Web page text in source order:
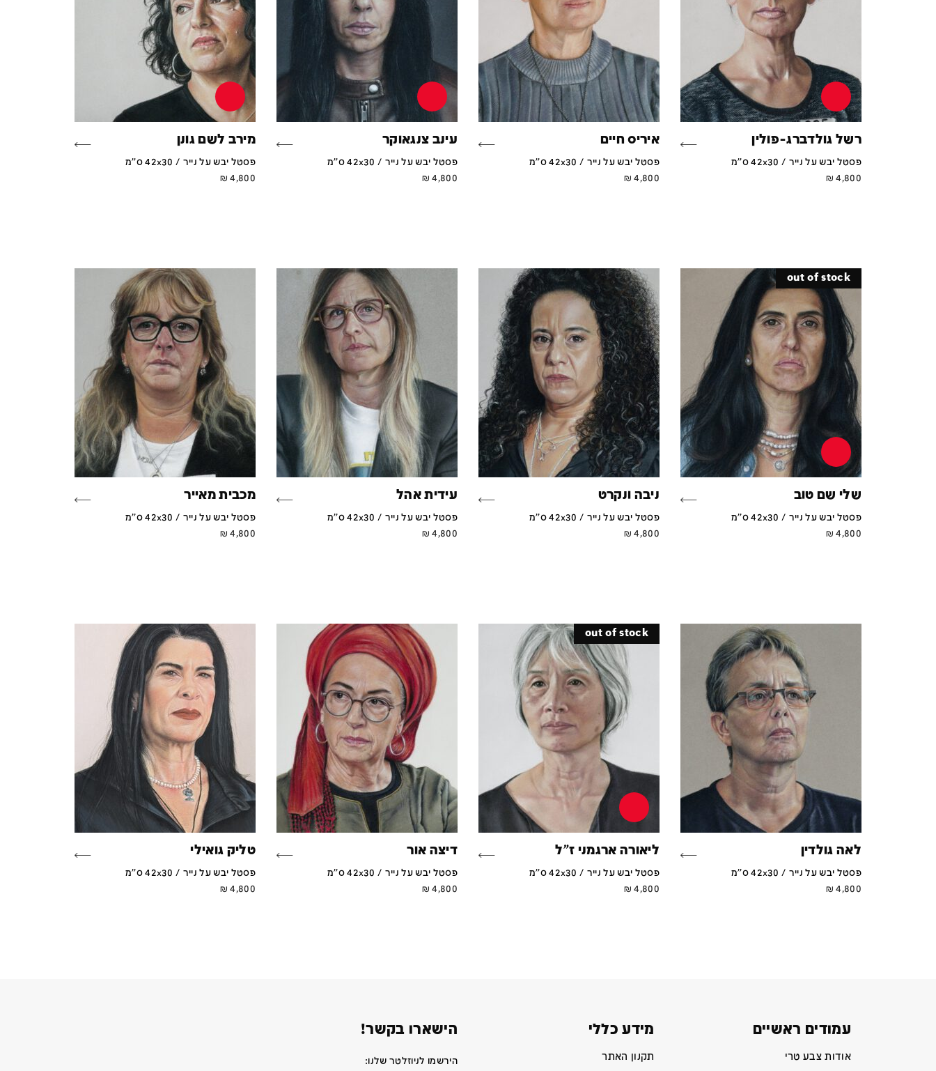
רשל גולדברג-פולין
פסטל יבש על נייר / 42x30 ס''מ
4,800
₪
איריס חיים
פסטל יבש על נייר / 42x30 ס''מ
4,800
₪
עינב צנגאוקר
פסטל יבש על נייר / 42x30 ס''מ
4,800
₪
מירב לשם גונן
פסטל יבש על נייר / 42x30 ס''מ
4,800
₪
out of stock
שלי שם טוב
פסטל יבש על נייר / 42x30 ס''מ
4,800
₪
ניבה ונקרט
פסטל יבש על נייר / 42x30 ס''מ
4,800
₪
עידית אהל
פסטל יבש על נייר / 42x30 ס''מ
4,800
₪
מכבית מאייר
פסטל יבש על נייר / 42x30 ס''מ
4,800
₪
לאה גולדין
פסטל יבש על נייר / 42x30 ס''מ
4,800
₪
out of stock
ליאורה ארגמני ז"ל
פסטל יבש על נייר / 42x30 ס''מ
4,800
₪
דיצה אור
פסטל יבש על נייר / 42x30 ס''מ
4,800
₪
טליק גואילי
פסטל יבש על נייר / 42x30 ס''מ
4,800
₪
עמודים ראשיים
אודות צבע טרי
מידע כללי
תקנון האתר
הישארו בקשר!
הירשמו לניוזלטר שלנו: